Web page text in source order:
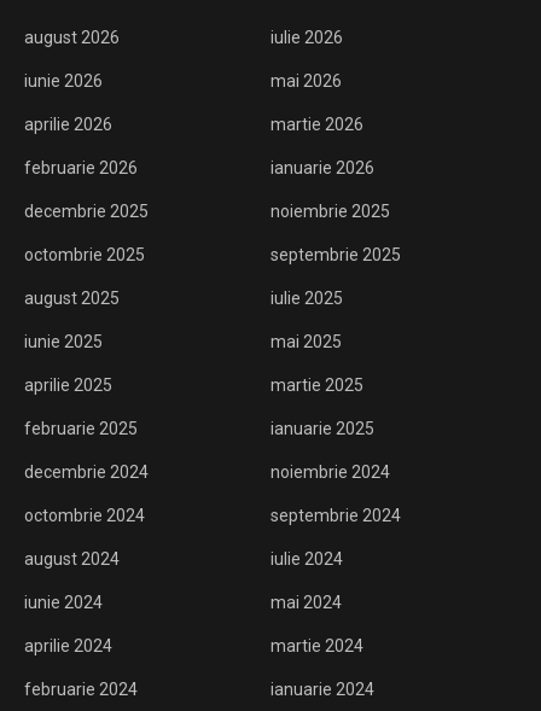
august 2026 iulie 2026
iunie 2026 mai 2026
aprilie 2026 martie 2026
februarie 2026 ianuarie 2026
decembrie 2025 noiembrie 2025
octombrie 2025 septembrie 2025
august 2025 iulie 2025
iunie 2025 mai 2025
aprilie 2025 martie 2025
februarie 2025 ianuarie 2025
decembrie 2024 noiembrie 2024
octombrie 2024 septembrie 2024
august 2024 iulie 2024
iunie 2024 mai 2024
aprilie 2024 martie 2024
februarie 2024 ianuarie 2024